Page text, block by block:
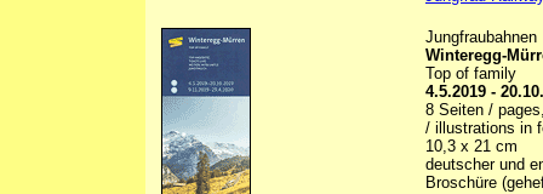
Jungfraubahnen
Winteregg-
Top of family
4.5.2019 -
8 Seiten /
/ illustrations in
10,3 x 21 cm
deutscher und
Broschüre